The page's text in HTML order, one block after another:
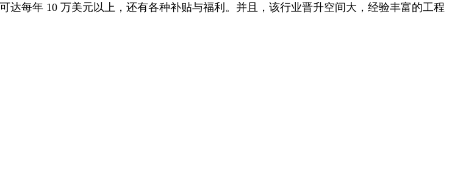
每年 10 万美元以上，还有各种补贴与福利。并且，该行业晋升空间大，经验丰富的工程